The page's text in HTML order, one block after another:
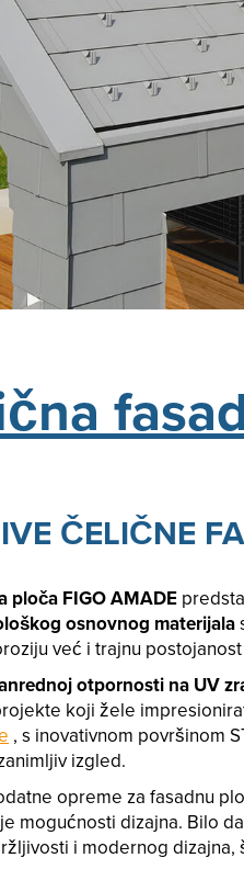
ČELIČNE
ploča FIGO AMADE
osnovnog materijala
već i trajnu
otpornosti na UV
koji žele
, s inovativnom površinom
izgled.
opreme za fasadnu
mogućnosti dizajna. Bilo
i modernog